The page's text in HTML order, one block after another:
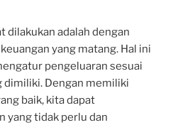
dilakukan adalah dengan
yang matang. Hal ini
pengeluaran sesuai
dimiliki. Dengan memiliki
baik, kita dapat
yang tidak perlu dan